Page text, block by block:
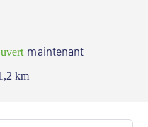
maintenant
km